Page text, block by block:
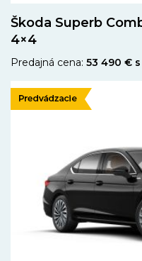
Škoda Superb
4×4
Predajná cena: 53 490 € s